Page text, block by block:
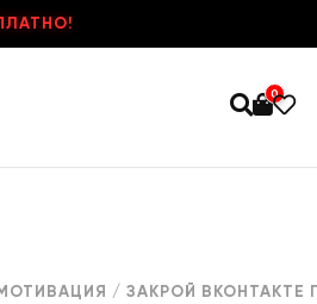
0
/ ЗАКРОЙ ВКОНТАКТЕ